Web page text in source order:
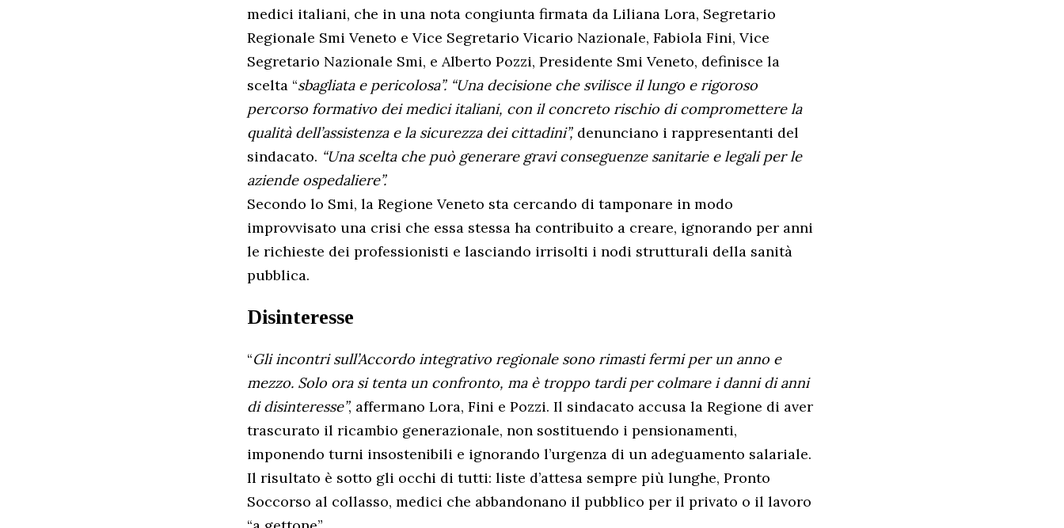
medici italiani, che in una nota congiunta firmata da Liliana Lora, Segretario
Regionale Smi Veneto e Vice Segretario Vicario Nazionale, Fabiola Fini, Vice
Segretario Nazionale Smi, e Alberto Pozzi, Presidente Smi Veneto, definisce la
scelta “sbagliata e pericolosa”. “Una decisione che svilisce il lungo e rigoroso
percorso formativo dei medici italiani, con il concreto rischio di compromettere la
qualità dell’assistenza e la sicurezza dei cittadini”, denunciano i rappresentanti del
sindacato. “Una scelta che può generare gravi conseguenze sanitarie e legali per le
aziende ospedaliere”.
Secondo lo Smi, la Regione Veneto sta cercando di tamponare in modo
improvvisato una crisi che essa stessa ha contribuito a creare, ignorando per anni
le richieste dei professionisti e lasciando irrisolti i nodi strutturali della sanità
pubblica.
Disinteresse
“Gli incontri sull’Accordo integrativo regionale sono rimasti fermi per un anno e
mezzo. Solo ora si tenta un confronto, ma è troppo tardi per colmare i danni di anni
di disinteresse”, affermano Lora, Fini e Pozzi. Il sindacato accusa la Regione di aver
trascurato il ricambio generazionale, non sostituendo i pensionamenti,
imponendo turni insostenibili e ignorando l’urgenza di un adeguamento salariale.
Il risultato è sotto gli occhi di tutti: liste d’attesa sempre più lunghe, Pronto
Soccorso al collasso, medici che abbandonano il pubblico per il privato o il lavoro